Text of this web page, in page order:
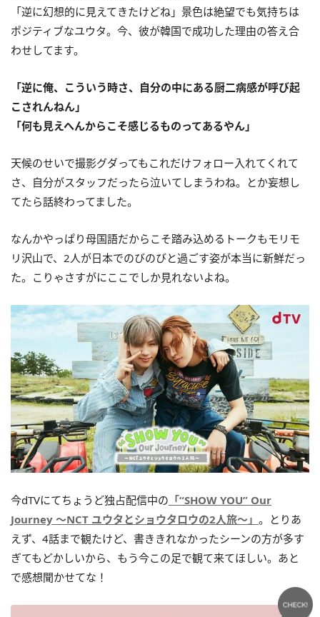
「逆に幻想的に見えてきたけどね」景色は絶望でも気持ちは
ポジティブなユウタ。今、彼が韓国で成功した理由の答え合
わせしてます。
「逆に俺、こういう時さ、自分の中にある厨二病感が呼び起
こされんねん」
「何も見えへんからこそ感じるものってあるやん」
天候のせいで撮影グダってもこれだけフォロー入れてくれて
さ、自分がスタッフだったら泣いてしまうわね。とか妄想し
てたら話終わってました。
なんかやっぱり母国語だからこそ踏み込めるトークもモリモ
リ沢山で、2人が日本でのびのびと過ごす姿が本当に新鮮だっ
た。こりゃさすがにここでしか見れないよね。
今dTVにてちょうど独占配信中の 「“SHOW YOU” Our
Journey ～NCT ユウタとショウタロウの2人旅～」 。とりあ
えず、4話まで観たけど、書ききれなかったシーンの方が多す
ぎてもどかしいから、もう今この足で観て来てほしい。あと
で感想聞かせてな！